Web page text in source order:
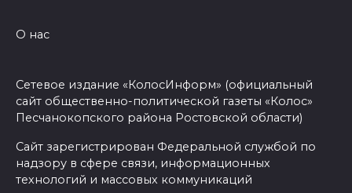
О нас
Сетевое издание «КолосИнформ» (официальный
сайт общественно-политической газеты «Колос»
Песчанокопского района Ростовской области)
Сайт зарегистрирован Федеральной службой по
надзору в сфере связи, информационных
технологий и массовых коммуникаций